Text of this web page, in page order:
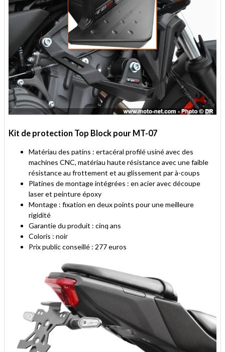
Kit de protection Top Block pour MT-07
Matériau des patins : ertacéral profilé usiné avec des
machines CNC, matériau haute résistance avec une faible
résistance au frottement et au glissement par à-coups
Platines de montage intégrées : en acier avec découpe
laser et peinture époxy
Montage : fixation en deux points pour une meilleure
rigidité
Garantie du produit : cinq ans
Coloris : noir
Prix public conseillé : 277 euros